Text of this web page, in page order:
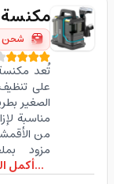
شحن سريع
تُعد
على تنظيف
الصغير
مناسبة
من
مزود
...أكمل